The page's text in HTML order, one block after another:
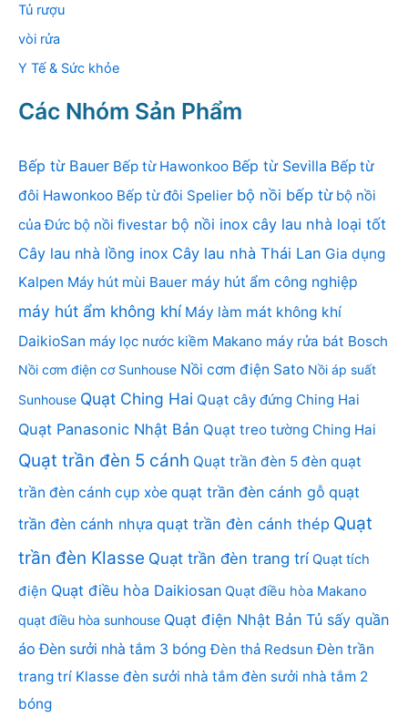
Tủ rượu
vòi rửa
Y Tế & Sức khỏe
Các Nhóm Sản Phẩm
Bếp từ Bauer Bếp từ Hawonkoo Bếp từ Sevilla Bếp từ
đôi Hawonkoo Bếp từ đôi Spelier bộ nồi bếp từ bộ nồi
của Đức bộ nồi fivestar bộ nồi inox cây lau nhà loại tốt
Cây lau nhà lồng inox Cây lau nhà Thái Lan Gia dụng
Kalpen Máy hút mùi Bauer máy hút ẩm công nghiệp
máy hút ẩm không khí Máy làm mát không khí
DaikioSan máy lọc nước kiềm Makano máy rửa bát Bosch
Nồi cơm điện cơ Sunhouse Nồi cơm điện Sato Nồi áp suất
Sunhouse Quạt Ching Hai Quạt cây đứng Ching Hai
Quạt Panasonic Nhật Bản Quạt treo tường Ching Hai
Quạt trần đèn 5 cánh Quạt trần đèn 5 đèn quạt
trần đèn cánh cụp xòe quạt trần đèn cánh gỗ quạt
trần đèn cánh nhựa quạt trần đèn cánh thép Quạt
trần đèn Klasse Quạt trần đèn trang trí Quạt tích
điện Quạt điều hòa Daikiosan Quạt điều hòa Makano
quạt điều hòa sunhouse Quạt điện Nhật Bản Tủ sấy quần
áo Đèn sưởi nhà tắm 3 bóng Đèn thả Redsun Đèn trần
trang trí Klasse đèn sưởi nhà tắm đèn sưởi nhà tắm 2
bóng